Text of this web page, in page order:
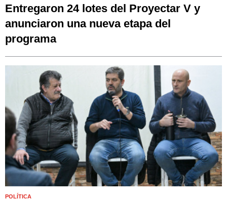
Entregaron 24 lotes del Proyectar V y
anunciaron una nueva etapa del
programa
POLÍTICA